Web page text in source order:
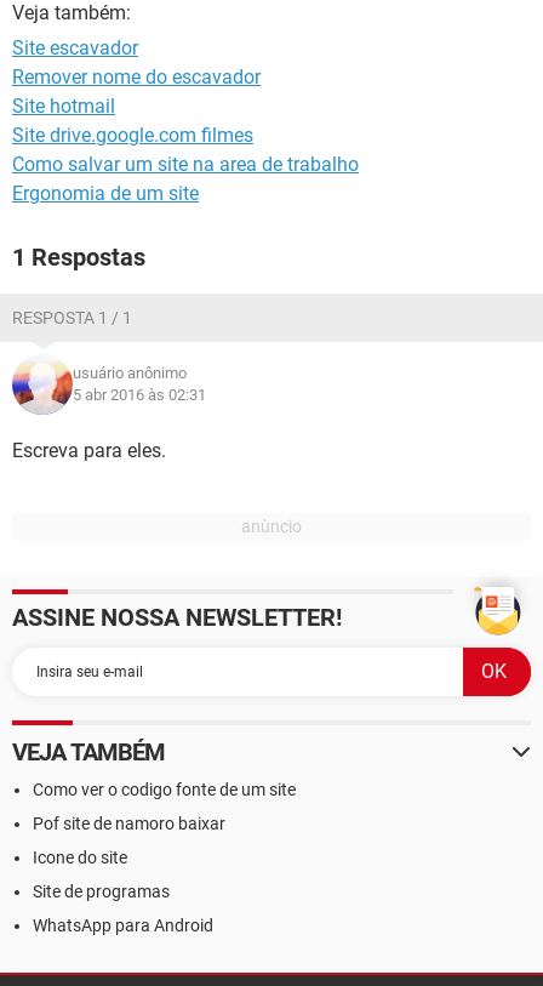
Veja também:
Site escavador
Remover nome do escavador
Site hotmail
Site drive.google.com filmes
Como salvar um site na area de trabalho
Ergonomia de um site
1 Respostas
RESPOSTA 1 / 1
usuário anônimo
5 abr 2016 às 02:31
Escreva para eles.
ASSINE NOSSA NEWSLETTER!
VEJA TAMBÉM
Como ver o codigo fonte de um site
Pof site de namoro baixar
Icone do site
Site de programas
WhatsApp para Android